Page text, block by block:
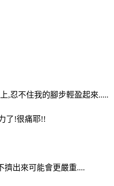
,忍不住我的腳步輕盈起來.....
了!很痛耶!!
擠出來可能會更嚴重....